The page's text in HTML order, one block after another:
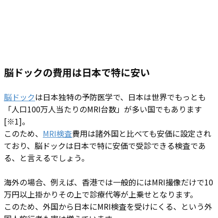
脳ドックの費用は日本で特に安い
脳ドックは日本独特の予防医学で、日本は世界でもっとも
「人口100万人当たりのMRI台数」が多い国でもあります
[※1]。
このため、 MRI検査費用は諸外国と比べても安価に設定され
ており、脳ドックは日本で特に安価で受診できる検査であ
る、と言えるでしょう。
海外の場合、例えば、香港では一般的にはMRI撮像だけで10
万円以上掛かりその上で診療代等が上乗せとなります。
このため、外国から日本にMRI検査を受けにくる、という外